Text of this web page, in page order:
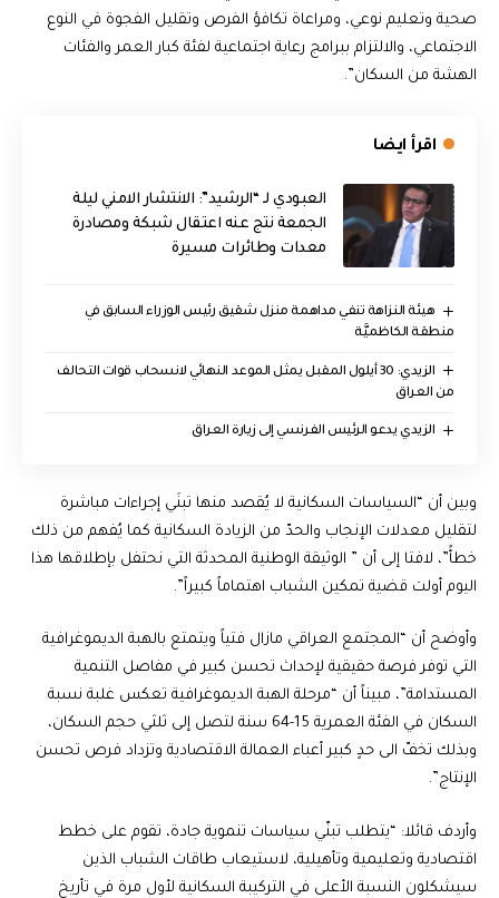
صحية وتعليم نوعي، ومراعاة تكافؤ الفرص وتقليل الفجوة في النوع
الاجتماعي، والالتزام ببرامج رعاية اجتماعية لفئة كبار العمر والفئات
الهشة من السكان”.
اقرأ ايضا
العبودي لـ “الرشيد”: الانتشار الامني ليلة
الجمعة نتج عنه اعتقال شبكة ومصادرة
معدات وطائرات مسيرة
هيئة النزاهة تنفي مداهمة منزل شقيق رئيس الوزراء السابق في
منطقة الكاظميَّة
الزيدي: 30 أيلول المقبل يمثل الموعد النهائي لانسحاب قوات التحالف
من العراق
الزيدي يدعو الرئيس الفرنسي إلى زيارة العراق
وبين أن “السياسات السكانية لا يُقصد منها تبنَي إجراءات مباشرة
لتقليل معدلات الإنجاب والحدّ من الزيادة السكانية كما يُفهم من ذلك
خطأً”، لافتا إلى أن ” الوثيقة الوطنية المحدثة التي نحتفل بإطلاقها هذا
اليوم أولت قضية تمكين الشباب اهتماماً كبيراً”.
وأوضح أن “المجتمع العراقي مازال فتياً ويتمتع بالهبة الديموغرافية
التي توفر فرصة حقيقية لإحداث تحسن كبير في مفاصل التنمية
المستدامة”، مبيناً أن “مرحلة الهبة الديموغرافية تعكس غلبة نسبة
السكان في الفئة العمرية 15-64 سنة لتصل إلى ثلثي حجم السكان،
وبذلك تخفّ الى حدٍ كبير أعباء العمالة الاقتصادية وتزداد فرص تحسن
الإنتاج”.
وأردف قائلا: “يتطلب تبنّي سياسات تنموية جادة، تقوم على خطط
اقتصادية وتعليمية وتأهيلية، لاستيعاب طاقات الشباب الذين
سيشكلون النسبة الأعلى في التركيبة السكانية لأول مرة في تأريخ